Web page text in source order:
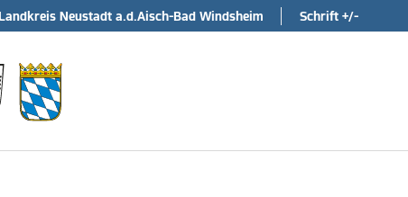
Neustadt a.d.Aisch-Bad Windsheim Schrift +/-